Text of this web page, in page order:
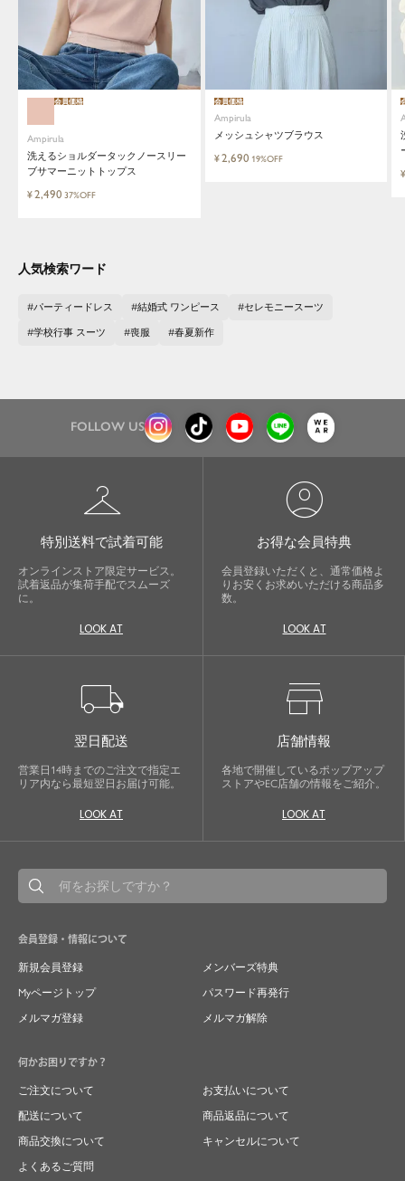
Ampirula
洗えるショルダータックノースリー
ブサマーニットトップス
会員価格
¥2,490 37%OFF
Ampirula
メッシュシャツブラウス
会員価格
¥2,690 19%OFF
¥
人気検索ワード
パーティードレス 結婚式 ワンピース セレモニースーツ
学校行事 スーツ 喪服 春夏新作
FOLLOW US
checkroom
特別送料で試着可能
オンラインストア限定サービス。
試着返品が集荷手配でスムーズ
に。
LOOK AT
account_circle
お得な会員特典
会員登録いただくと、通常価格よ
りお安くお求めいただける商品多
数。
LOOK AT
local_shipping
翌日配送
営業日14時までのご注文で指定エ
リア内なら最短翌日お届け可能。
LOOK AT
store
店舗情報
各地で開催しているポップアップ
ストアやEC店舗の情報をご紹介。
LOOK AT
会員登録・情報について
新規会員登録
メンバーズ特典
Myページトップ
パスワード再発行
メルマガ登録
メルマガ解除
何かお困りですか？
ご注文について
お支払いについて
配送について
商品返品について
商品交換について
キャンセルについて
よくあるご質問